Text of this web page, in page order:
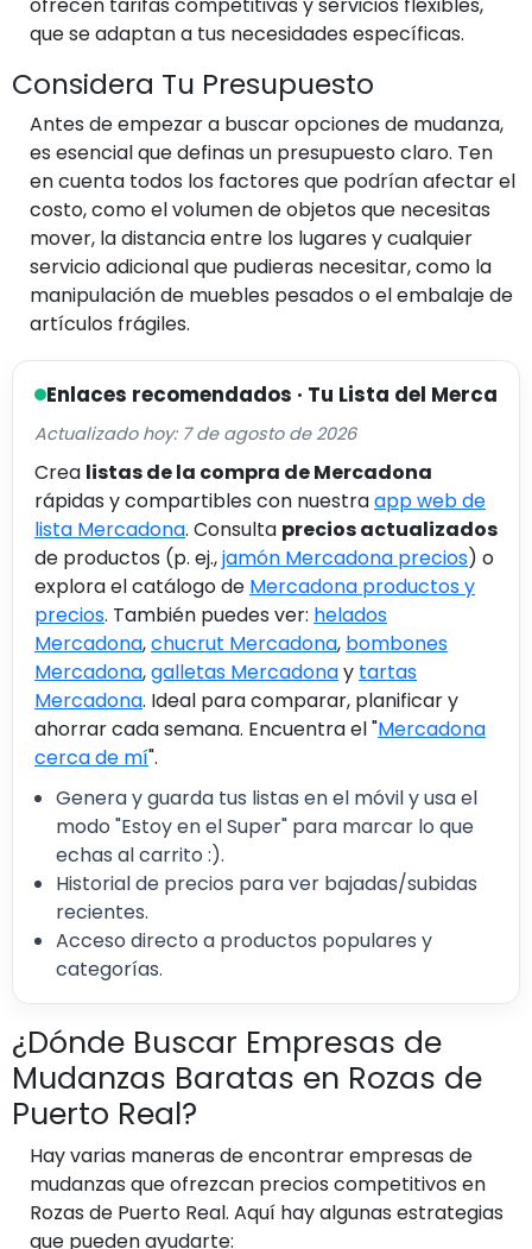
que se adaptan a tus necesidades específicas.
Considera Tu Presupuesto
Antes de empezar a buscar opciones de mudanza,
es esencial que definas un presupuesto claro. Ten
en cuenta todos los factores que podrían afectar el
costo, como el volumen de objetos que necesitas
mover, la distancia entre los lugares y cualquier
servicio adicional que pudieras necesitar, como la
manipulación de muebles pesados o el embalaje de
artículos frágiles.
Enlaces recomendados · Tu Lista del Merca
Actualizado hoy: 7 de agosto de 2026
Crea listas de la compra de Mercadona
rápidas y compartibles con nuestraapp web de
lista Mercadona. Consulta precios actualizados
de productos (p. ej.,jamón Mercadona precios) o
explora el catálogo de Mercadona productos y
precios. También puedes ver: helados
Mercadona,chucrut Mercadona, bombones
Mercadona,galletas Mercadonay tartas
Mercadona. Ideal para comparar, planificar y
ahorrar cada semana. Encuentra el "Mercadona
cerca de mí".
Genera y guarda tus listas en el móvil y usa el
modo "Estoy en el Super" para marcar lo que
echas al carrito :).
Historial de precios para ver bajadas/subidas
recientes.
Acceso directo a productos populares y
categorías.
¿Dónde Buscar Empresas de
Mudanzas Baratas en Rozas de
Puerto Real?
Hay varias maneras de encontrar empresas de
mudanzas que ofrezcan precios competitivos en
Rozas de Puerto Real. Aquí hay algunas estrategias
que pueden ayudarte: